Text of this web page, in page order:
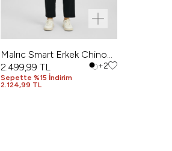
Malrıc Smart Erkek Chino
Pantolon Slim Fit Siyah
2.499,99 TL
Sepette %15 İndirim
2.124,99 TL
+2